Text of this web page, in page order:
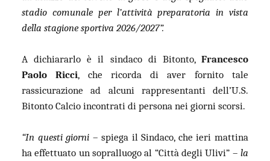
stadio comunale per l’attività preparatoria in vista
della stagione sportiva 2026/2027”.
A dichiararlo è il sindaco di Bitonto, Francesco
PaoloRicci, che ricorda di aver fornito tale
rassicurazione ad alcuni rappresentanti dell’U.S.
Bitonto Calcio incontrati di persona nei giorni scorsi.
“In questi giorni – spiega il Sindaco, che ieri mattina
ha effettuato un sopralluogo al “Città degli Ulivi” – la